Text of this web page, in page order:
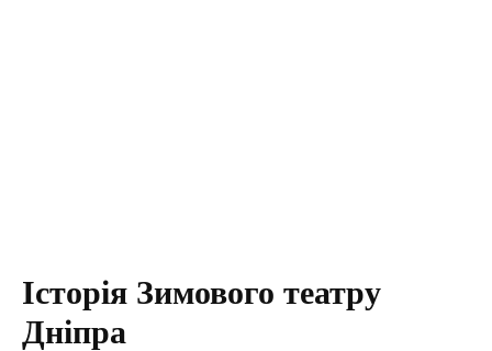
Історія Зимового театру
Дніпра